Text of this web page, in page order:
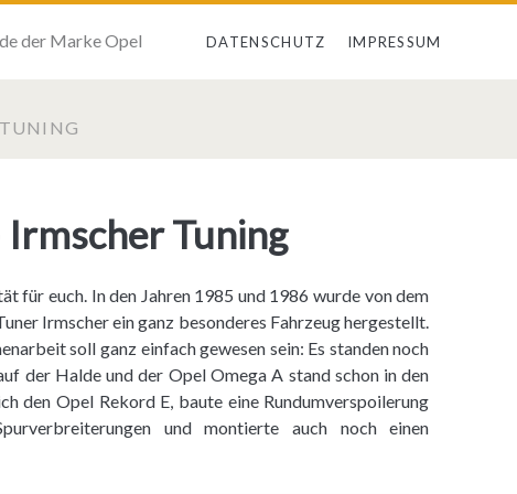
der Marke Opel DATENSCHUTZ IMPRESSUM
Irmscher Tuning
für euch. In den Jahren 1985 und 1986 wurde von dem
Irmscher ein ganz besonderes Fahrzeug hergestellt.
soll ganz einfach gewesen sein: Es standen noch
der Halde und der Opel Omega A stand schon in den
den Opel Rekord E, baute eine Rundumverspoilerung
und montierte auch noch einen